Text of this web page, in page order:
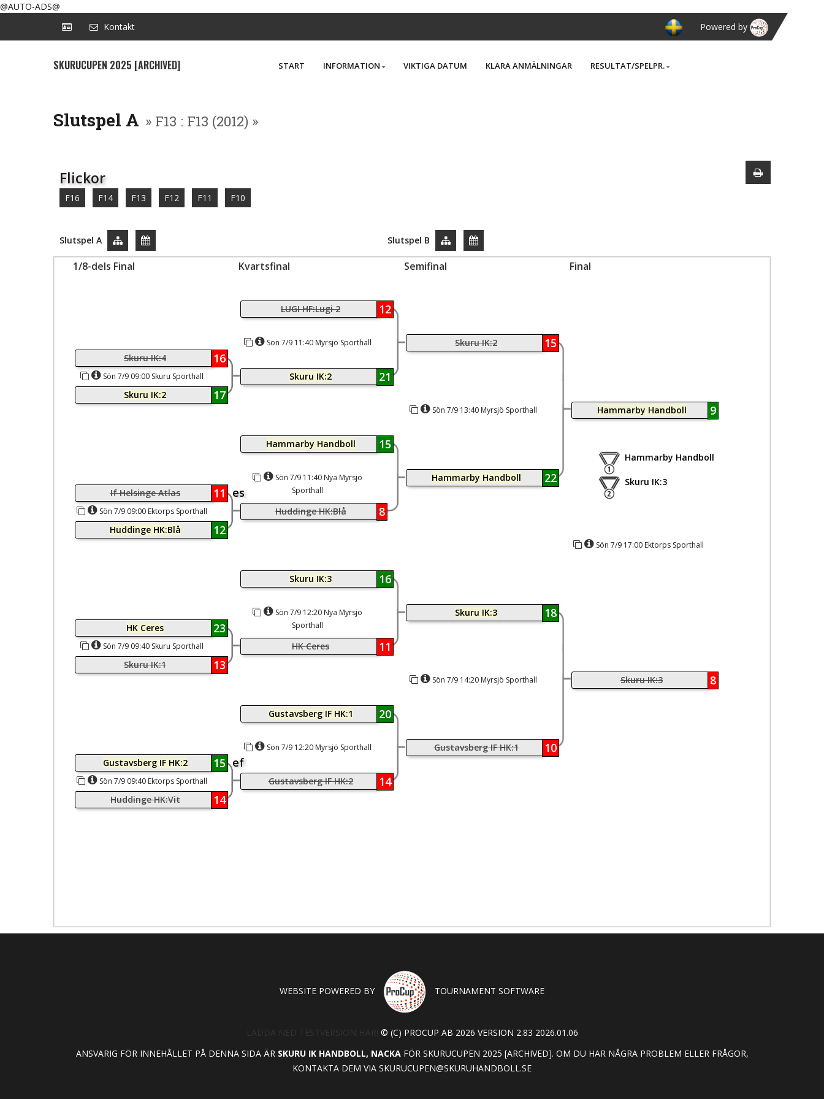
@AUTO-ADS@
Kontakt
Powered by
SKURUCUPEN 2025 [ARCHIVED] START INFORMATION VIKTIGA DATUM KLARA ANMÄLNINGAR RESULTAT/SPELPR.
Slutspel A » F13 : F13 (2012) »
Flickor
F16 F14 F13 F12 F11 F10
Slutspel A Slutspel B
1/8-dels Final Kvartsfinal Semifinal Final
Skuru IK:4 16
Sön 7/9 09:00 Skuru Sporthall
Skuru IK:2 17
If Helsinge Atlas 11 es
Sön 7/9 09:00 Ektorps Sporthall
Huddinge HK:Blå 12
HK Ceres 23
Sön 7/9 09:40 Skuru Sporthall
Skuru IK:1 13
Gustavsberg IF HK:2 15 ef
Sön 7/9 09:40 Ektorps Sporthall
Huddinge HK:Vit 14
LUGI HF:Lugi 2 12
Sön 7/9 11:40 Myrsjö Sporthall
Skuru IK:2 21
Hammarby Handboll 15
Sön 7/9 11:40 Nya Myrsjö
Sporthall
Huddinge HK:Blå 8
Skuru IK:3 16
Sön 7/9 12:20 Nya Myrsjö
Sporthall
HK Ceres 11
Gustavsberg IF HK:1 20
Sön 7/9 12:20 Myrsjö Sporthall
Gustavsberg IF HK:2 14
Skuru IK:2 15
Sön 7/9 13:40 Myrsjö Sporthall
Hammarby Handboll 22
Skuru IK:3 18
Sön 7/9 14:20 Myrsjö Sporthall
Gustavsberg IF HK:1 10
Hammarby Handboll 9
Sön 7/9 17:00 Ektorps Sporthall
Skuru IK:3 8
Hammarby Handboll
Skuru IK:3
WEBSITE POWERED BY TOURNAMENT SOFTWARE
© (C) PROCUP AB 2026 VERSION 2.83 2026.01.06
ANSVARIG FÖR INNEHÅLLET PÅ DENNA SIDA ÄR SKURU IK HANDBOLL, NACKAFÖR SKURUCUPEN 2025 [ARCHIVED]. OM DU HAR NÅGRA PROBLEM ELLER FRÅGOR,
KONTAKTA DEM VIA SKURUCUPEN@SKURUHANDBOLL.SE